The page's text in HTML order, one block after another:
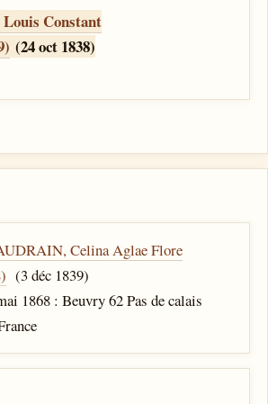
Constant
(24 oct 1838)
Celina Aglae Flore
(3 déc 1839)
1868 : Beuvry 62 Pas de calais